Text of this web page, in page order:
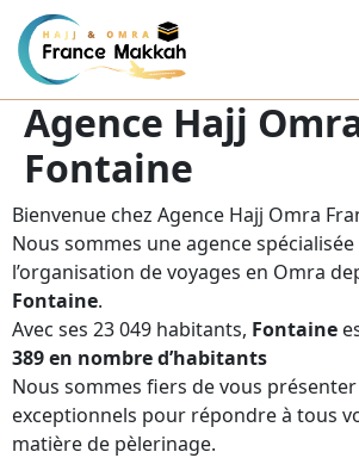
Agence Hajj
Fontaine
Bienvenue chez Agence Hajj Omra
Nous sommes une agence spécialisée
l’organisation de voyages en Omra
Fontaine.
Avec ses 23 049 habitants, Fontaine
389 en nombre d’habitants
Nous sommes fiers de vous
exceptionnels pour répondre à tous
matière de pèlerinage.